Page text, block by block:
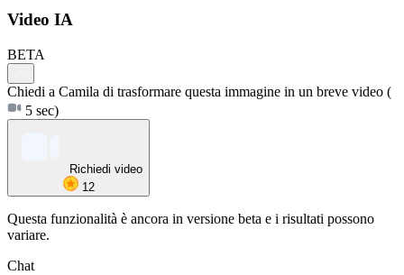
Video IA
BETA
Chiedi a Camila di trasformare questa immagine in un breve video (
5 sec)
Richiedi video
12
Questa funzionalità è ancora in versione beta e i risultati possono
variare.
Chat